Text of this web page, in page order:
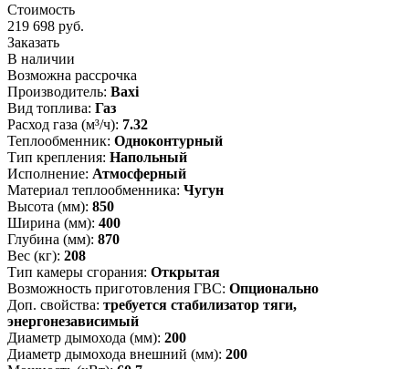
Стоимость
219 698 руб.
Заказать
В наличии
Возможна рассрочка
Производитель: Baxi
Вид топлива: Газ
Расход газа (м³/ч): 7.32
Теплообменник: Одноконтурный
Тип крепления: Напольный
Исполнение: Атмосферный
Материал теплообменника: Чугун
Высота (мм): 850
Ширина (мм): 400
Глубина (мм): 870
Вес (кг): 208
Тип камеры сгорания: Открытая
Возможность приготовления ГВС: Опционально
Доп. свойства: требуется стабилизатор тяги,
энергонезависимый
Диаметр дымохода (мм): 200
Диаметр дымохода внешний (мм): 200